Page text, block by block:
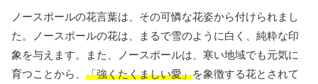
ノースポールの花言葉は、その可憐な花姿から付けられまし
た。ノースポールの花は、まるで雪のように白く、純粋な印
象を与えます。また、ノースポールは、寒い地域でも元気に
育つことから、 「強くたくましい愛」を象徴する花とされて